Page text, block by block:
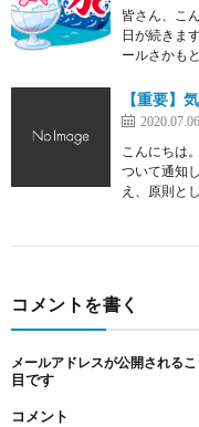
皆さん、こ
日が続きま
ールさかも
【重要】
2020.07.06
こんにちは
ついて通知
え、原則と
コメントを書く
メールアドレスが公開されるこ
目です
コメント